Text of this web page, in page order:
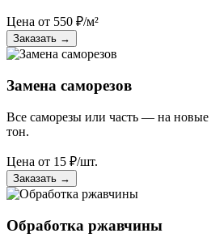
Цена от 550 ₽/м²
Заказать →
Замена саморезов
Все саморезы или часть — на
тон.
Цена от 15 ₽/шт.
Заказать →
Обработка ржавчины